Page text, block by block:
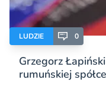
LUDZIE 0
Grzegorz
rumuńskiej